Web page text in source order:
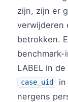
zijn, zijn er
verwijderen
betrokken.
benchmark-
LABEL in
case_uid
nergens